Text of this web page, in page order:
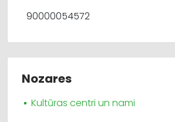
90000054572
Nozares
Kultūras centri un nami